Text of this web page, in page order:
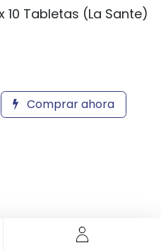
10 Tabletas (La Sante)
Comprar ahora